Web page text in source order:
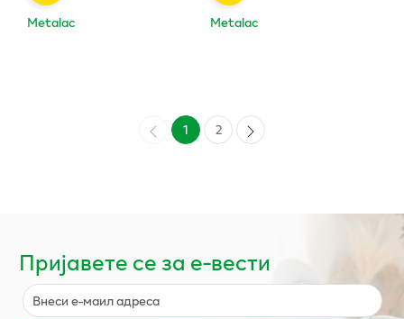
Metalac Metalac
1 2
Пријавете се за е-вести